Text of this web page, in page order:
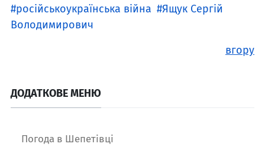
російськоукраїнська війна
Ящук Сергій
Володимирович
вгору
ДОДАТКОВЕ МЕНЮ
Погода в Шепетівці